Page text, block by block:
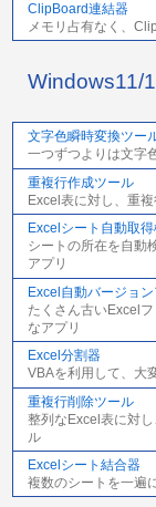
ClipBoard連結器
メモリ占有なく、
Windows11/
文字色瞬時変換ツー
一つずつよりは文字
重複行作成ツール
Excel表に対し、重
Excelシート自動取
シートの所在を自動
アプリ
Excel自動バージョ
たくさん古いExcel
なアプリ
Excel分割器
VBAを利用して、大
重複行削除ツール
整列なExcel表に対
ル
Excelシート結合器
複数のシートを一遍